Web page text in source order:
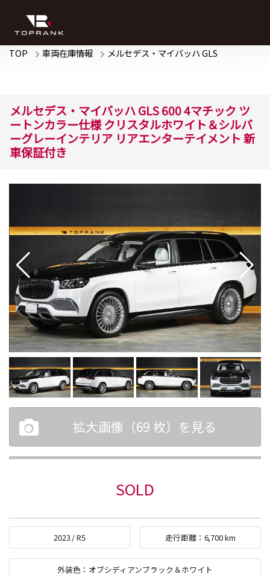
TOP 車両在庫情報 メルセデス・マイバッハGLS
メルセデス・マイバッハGLS600 4マチック ツ
ートンカラー仕様 クリスタルホワイト＆シルバ
ーグレーインテリア リアエンターテイメント 新
車保証付き
拡大画像（69 枚）を見る
SOLD
2023/R5 走行距離： 6,700km
外装色： オブシディアンブラック＆ホワイト